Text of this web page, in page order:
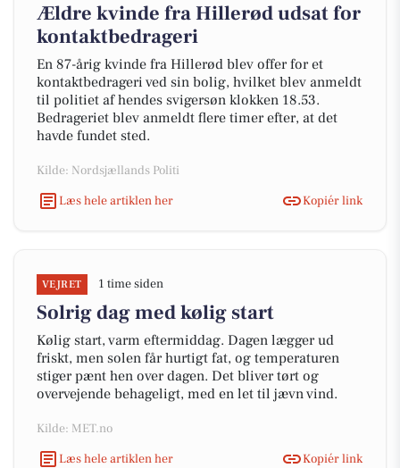
Ældre kvinde fra Hillerød udsat for
kontaktbedrageri
En 87-årig kvinde fra Hillerød blev offer for et
kontaktbedrageri ved sin bolig, hvilket blev anmeldt
til politiet af hendes svigersøn klokken 18.53.
Bedrageriet blev anmeldt flere timer efter, at det
havde fundet sted.
Kilde: Nordsjællands Politi
Læs hele artiklen her
Kopiér link
VEJRET 1 time siden
Solrig dag med kølig start
Kølig start, varm eftermiddag. Dagen lægger ud
friskt, men solen får hurtigt fat, og temperaturen
stiger pænt hen over dagen. Det bliver tørt og
overvejende behageligt, med en let til jævn vind.
Kilde: MET.no
Læs hele artiklen her
Kopiér link